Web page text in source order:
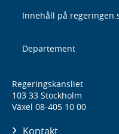
Innehåll på
Departement
Regeringskansliet
103 33 Stockholm
Växel 08-405 10 00
Kontakt